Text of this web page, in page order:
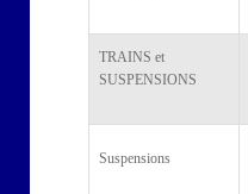
TRAINS et
SUSPENSIONS
Suspensions